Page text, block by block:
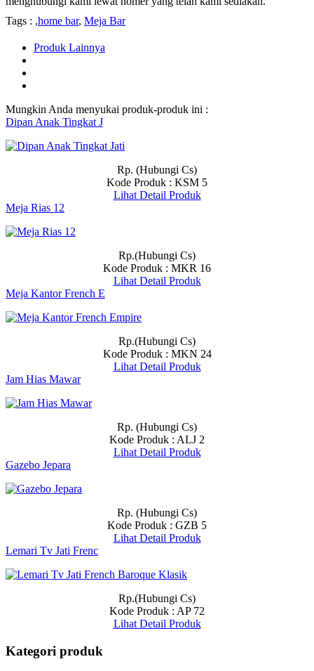
Tags : ,home bar, Meja Bar
Produk Lainnya
Mungkin Anda menyukai produk-produk ini :
Dipan Anak Tingkat J
Rp. (Hubungi Cs)
Kode Produk : KSM 5
Lihat Detail Produk
Meja Rias 12
Rp.(Hubungi Cs)
Kode Produk : MKR 16
Lihat Detail Produk
Meja Kantor French E
Rp.(Hubungi Cs)
Kode Produk : MKN 24
Lihat Detail Produk
Jam Hias Mawar
Rp. (Hubungi Cs)
Kode Produk : ALJ 2
Lihat Detail Produk
Gazebo Jepara
Rp. (Hubungi Cs)
Kode Produk : GZB 5
Lihat Detail Produk
Lemari Tv Jati Frenc
Rp.(Hubungi Cs)
Kode Produk : AP 72
Lihat Detail Produk
Kategori produk